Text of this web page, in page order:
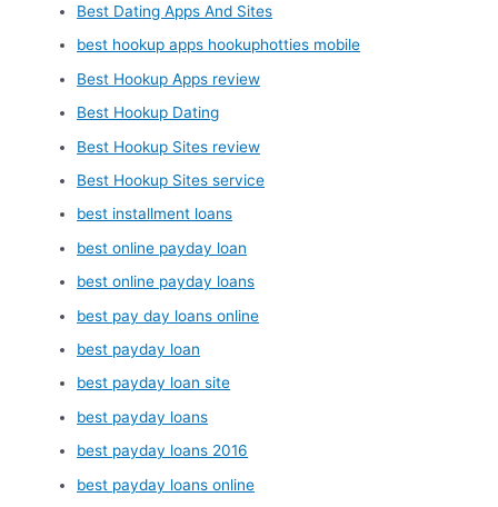
Best Dating Apps And Sites
best hookup apps hookuphotties mobile
Best Hookup Apps review
Best Hookup Dating
Best Hookup Sites review
Best Hookup Sites service
best installment loans
best online payday loan
best online payday loans
best pay day loans online
best payday loan
best payday loan site
best payday loans
best payday loans 2016
best payday loans online